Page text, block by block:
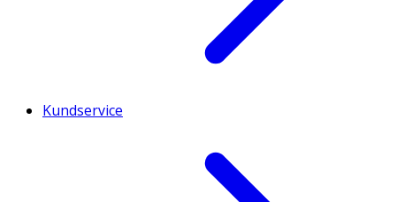
Kundservice